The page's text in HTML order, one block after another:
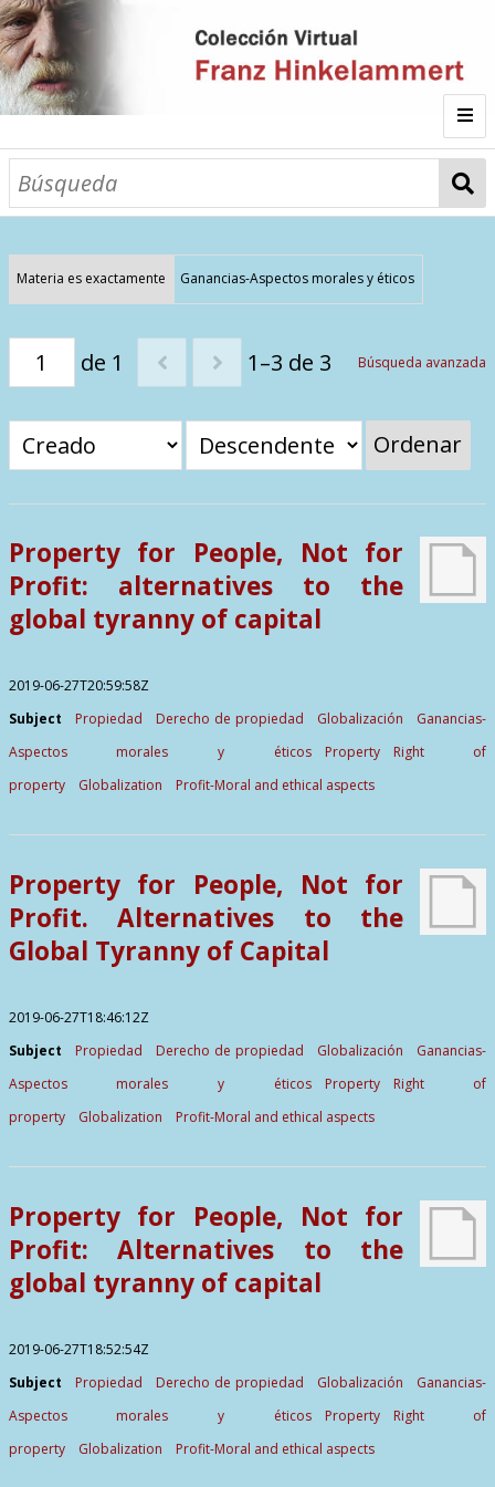
Inicio
Galería
Listado por
Categorías
Todos los documentos
Materias
Sitios de Interés
Contactos
Fichas
Materia es exactamente Ganancias-Aspectos morales y éticos
de 1 1–3 de 3 Búsqueda avanzada
Ordenar
Property for People, Not for
Profit: alternatives to the
global tyranny of capital
2019-06-27T20:59:58Z
Subject
Propiedad Derecho de propiedad Globalización
Ganancias-
Aspectos morales y éticos
Property
Right of
property
Globalization Profit-Moral and ethical aspects
Property for People, Not for
Profit. Alternatives to the
Global Tyranny of Capital
2019-06-27T18:46:12Z
Subject
Propiedad Derecho de propiedad Globalización
Ganancias-
Aspectos morales y éticos
Property
Right of
property
Globalization Profit-Moral and ethical aspects
Property for People, Not for
Profit: Alternatives to the
global tyranny of capital
2019-06-27T18:52:54Z
Subject
Propiedad Derecho de propiedad Globalización
Ganancias-
Aspectos morales y éticos
Property
Right of
property
Globalization Profit-Moral and ethical aspects